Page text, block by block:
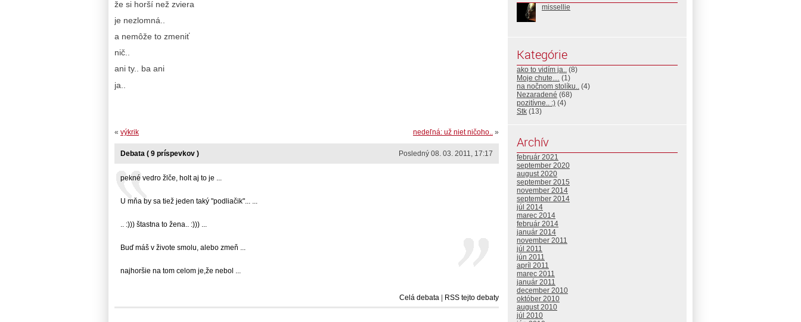
že si horší než zviera
je nezlomná..
a nemôže to zmeniť
nič..
ani ty.. ba ani
ja..
nedeľná: už niet ničoho.. »
« výkrik
Posledný 08. 03. 2011, 17:17
Debata ( 9 príspevkov )
pekné vedro žlče, holt aj to je ...
U mňa by sa tiež jeden taký "podliačik"... ...
.. :))) štastna to žena.. :))) ...
Buď máš v živote smolu, alebo zmeň ...
najhoršie na tom celom je,že nebol ...
Celá debata | RSS tejto debaty
missellie
Kategórie
ako to vidím ja.. (8)
Moje chute… (1)
na nočnom stolíku.. (4)
Nezaradené (68)
pozitívne.. :) (4)
Stk (13)
Archív
február 2021
september 2020
august 2020
september 2015
november 2014
september 2014
júl 2014
marec 2014
február 2014
január 2014
november 2011
júl 2011
jún 2011
apríl 2011
marec 2011
január 2011
december 2010
október 2010
august 2010
júl 2010